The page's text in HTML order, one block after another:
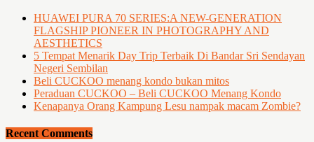
HUAWEI PURA 70 SERIES:A NEW-GENERATION
FLAGSHIP PIONEER IN PHOTOGRAPHY AND
AESTHETICS
5 Tempat Menarik Day Trip Terbaik Di Bandar Sri Sendayan
Negeri Sembilan
Beli CUCKOO menang kondo bukan mitos
Peraduan CUCKOO – Beli CUCKOO Menang Kondo
Kenapanya Orang Kampung Lesu nampak macam Zombie?
Recent Comments